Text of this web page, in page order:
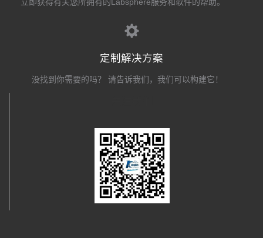
定制解决方案
没找到你需要的吗？ 请告诉我们，我们可以构建它！